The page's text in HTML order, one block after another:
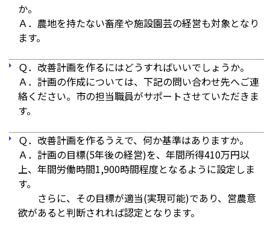
か。
Ａ．農地を持たない畜産や施設園芸の経営も対象となり
ます。
Ｑ．改善計画を作るにはどうすればいいでしょうか。
Ａ．計画の作成については、下記の問い合わせ先へご連
絡ください。市の担当職員がサポートさせていただきま
す。
Ｑ．改善計画を作るうえで、何か基準はありますか。
Ａ．計画の目標(5年後の経営)を、年間所得410万円以
上、年間労働時間1,900時間程度となるように設定しま
す。
さらに、その目標が適当(実現可能)であり、営農意
欲があると判断されれば認定となります。